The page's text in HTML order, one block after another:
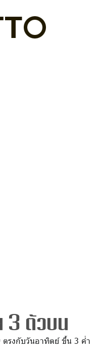
3 ตัวบน
รงกับวันอาทิตย์ ขึ้น 3 ค่ำ